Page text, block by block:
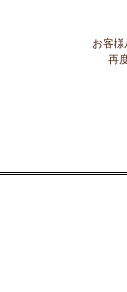
お客様
再